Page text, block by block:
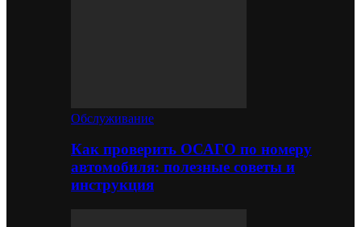
Обслуживание
Как проверить ОСАГО по номеру
автомобиля: полезные советы и
инструкция